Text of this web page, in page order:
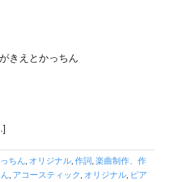
きえとかっちん
ちん オリジナル 作詞 楽曲制作、作
アコースティック オリジナル ピア